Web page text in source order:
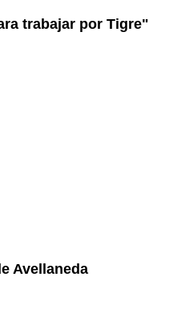
trabajar por Tigre"
Avellaneda